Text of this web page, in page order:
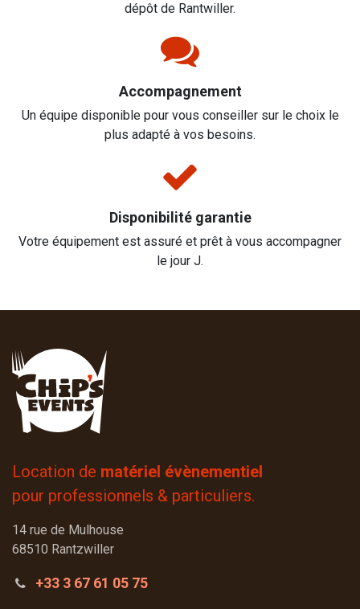
dépôt de Rantwiller.
Accompagnement
Un équipe disponible pour vous conseiller sur le choix le
plus adapté à vos besoins.
Disponibilité garantie
Votre équipement est assuré et prêt à vous accompagner
le jour J.
Location de matériel évènementiel
pour professionnels & particuliers.
14 rue de Mulhouse
68510 Rantzwiller
+33 3 67 61 05 75